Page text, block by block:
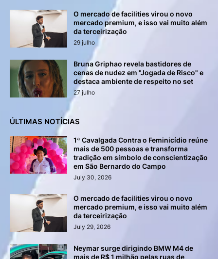
O mercado de facilities virou o novo
mercado premium, e isso vai muito além
da terceirização
29 julho
Bruna Griphao revela bastidores de
cenas de nudez em "Jogada de Risco" e
destaca ambiente de respeito no set
27 julho
ÚLTIMAS NOTÍCIAS
1ª Cavalgada Contra o Feminicídio reúne
mais de 500 pessoas e transforma
tradição em símbolo de conscientização
em São Bernardo do Campo
July 30, 2026
O mercado de facilities virou o novo
mercado premium, e isso vai muito além
da terceirização
July 29, 2026
Neymar surge dirigindo BMW M4 de
mais de R$ 1 milhão pelas ruas de